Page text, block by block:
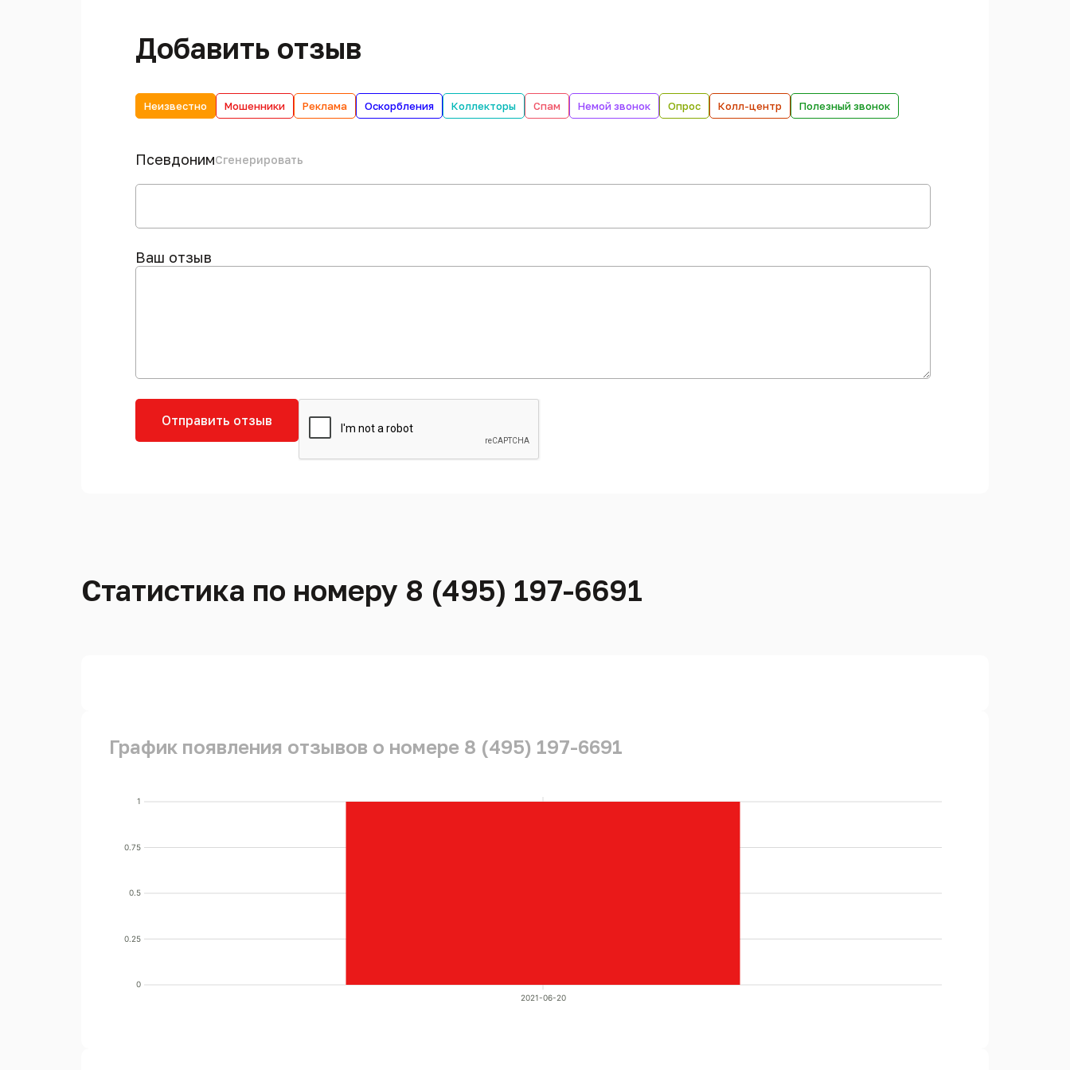
Добавить отзыв
Неизвестно Мошенники Реклама Оскорбления Коллекторы Спам Немой звонок Опрос Колл-центр Полезный звонок
ПсевдонимСгенерировать
Ваш отзыв
Отправить отзыв
Статистика по номеру 8 (495) 197-6691
График появления отзывов о номере 8 (495) 197-6691
0
0.25
0.5
0.75
1
2021-06-20